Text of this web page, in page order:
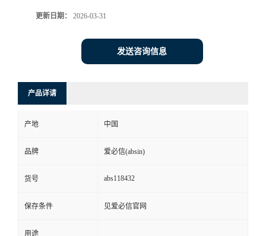
更新日期： 2026-03-31
发送咨询信息
产品详请
产地 中国
品牌 爱必信(absin)
货号 abs118432
保存条件 见爱必信官网
用途